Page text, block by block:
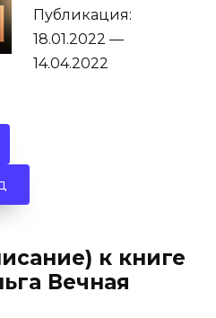
Публикация:
18.01.2022 —
14.04.2022
к книге
Вечная